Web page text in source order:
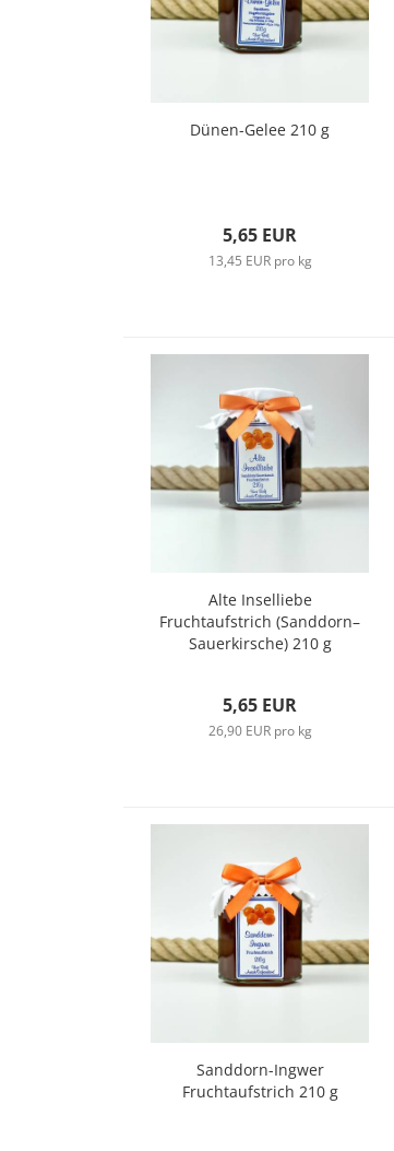
Dünen-Gelee 210 g
5,65 EUR
13,45 EUR pro kg
Alte Inselliebe
Fruchtaufstrich (Sanddorn–
Sauerkirsche) 210 g
5,65 EUR
26,90 EUR pro kg
Sanddorn-Ingwer
Fruchtaufstrich 210 g